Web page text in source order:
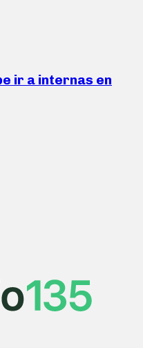
ir a internas en